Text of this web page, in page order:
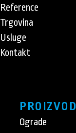
Reference
Trgovina
Usluge
Kontakt
PROIZVODI
Ograde